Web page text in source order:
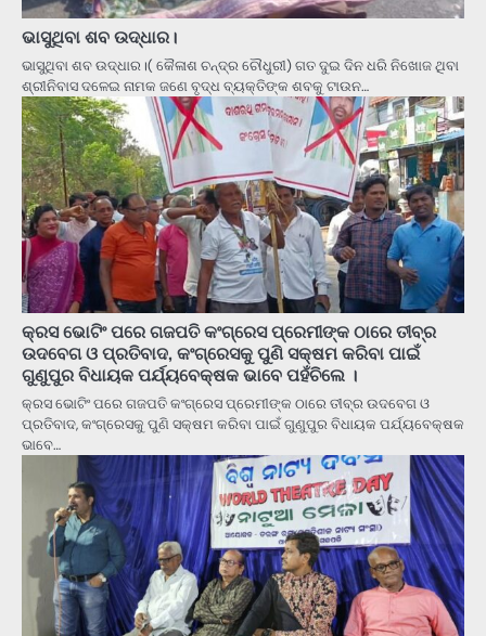
ଭାସୁଥିବା ଶବ ଉଦ୍ଧାର।
ଭାସୁଥିବା ଶବ ଉଦ୍ଧାର।( କୈଳାଶ ଚନ୍ଦ୍ର ଚୌଧୁରୀ) ଗତ ଦୁଇ ଦିନ ଧରି ନିଖୋଜ ଥିବା
ଶ୍ରୀନିବାସ ଦଳେଇ ନାମକ ଜଣେ ବୃଦ୍ଧ ବ୍ୟକ୍ତିଙ୍କ ଶବକୁ ଟାଉନ…
କ୍ରସ ଭୋଟିଂ ପରେ ଗଜପତି କଂଗ୍ରେସ ପ୍ରେମୀଙ୍କ ଠାରେ ତୀବ୍ର
ଉଦବେଗ ଓ ପ୍ରତିବାଦ, କଂଗ୍ରେସକୁ ପୁଣି ସକ୍ଷମ କରିବା ପାଇଁ
ଗୁଣୁପୁର ବିଧାୟକ ପର୍ଯ୍ୟବେକ୍ଷକ ଭାବେ ପହଁଚିଲେ ।
କ୍ରସ ଭୋଟିଂ ପରେ ଗଜପତି କଂଗ୍ରେସ ପ୍ରେମୀଙ୍କ ଠାରେ ତୀବ୍ର ଉଦବେଗ ଓ
ପ୍ରତିବାଦ, କଂଗ୍ରେସକୁ ପୁଣି ସକ୍ଷମ କରିବା ପାଇଁ ଗୁଣୁପୁର ବିଧାୟକ ପର୍ଯ୍ୟବେକ୍ଷକ
ଭାବେ…